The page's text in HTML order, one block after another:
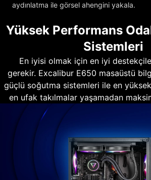
aydınlatma ile görsel ahengini yakala.
Yüksek Performans
Sistemleri
En iyisi olmak için en iyi
gerekir. Excalibur E650 masaüstü
güçlü soğutma sistemleri ile en
en ufak takılmalar yaşamadan